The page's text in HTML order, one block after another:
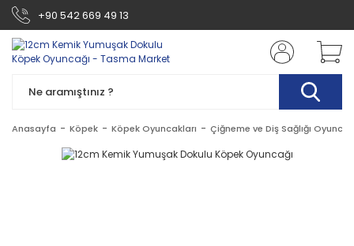
+90 542 669 49 13
Anasayfa Köpek Köpek Oyuncakları Çiğneme ve Diş Sağlığı